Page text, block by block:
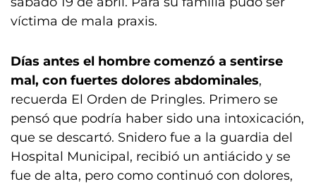
víctima de mala praxis.
Días antes el hombre comenzó a sentirse
mal, con fuertes dolores abdominales,
recuerda El Orden de Pringles. Primero se
pensó que podría haber sido una intoxicación,
que se descartó. Snidero fue a la guardia del
Hospital Municipal, recibió un antiácido y se
fue de alta, pero como continuó con dolores,